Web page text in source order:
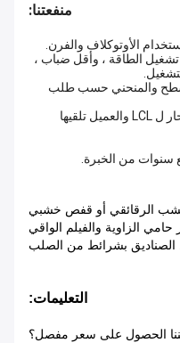
منفعتنا:
الأوتوكلاف والفرن.
تشغيل الطاقة ، وأقل ضباب ،
والمنحني حسب طلب
التعبئة قفص خشبي المهنية صالحة للإبحار ل LCL والعميل تلقيها
من الخبرة.
الرقائقي أو قفص خشبي
حامي الزاوية والفيلم الواقي
بشرائط من الصلب
التعليمات: